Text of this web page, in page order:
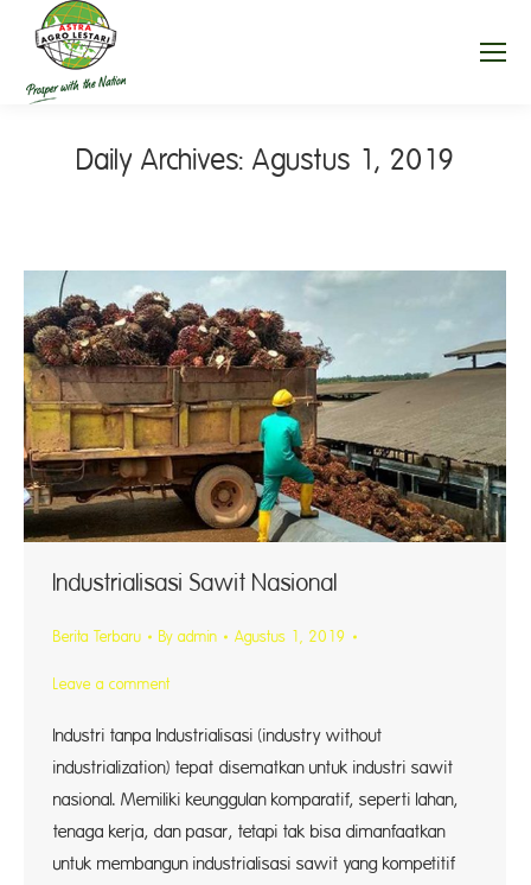
Daily Archives: Agustus 1, 2019
Industrialisasi Sawit Nasional
Berita Terbaru By admin Agustus 1, 2019
Leave a comment
Industri tanpa Industrialisasi (industry without
industrialization) tepat disematkan untuk industri sawit
nasional. Memiliki keunggulan komparatif, seperti lahan,
tenaga kerja, dan pasar, tetapi tak bisa dimanfaatkan
untuk membangun industrialisasi sawit yang kompetitif